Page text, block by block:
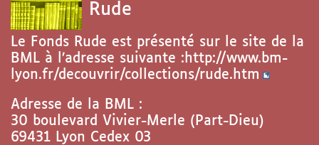
Rude
Le Fonds Rude est présenté sur le site de la
BML à l’adresse suivante : http://www.bm-
lyon.fr/decouvrir/collections/rude.htm
Adresse de la BML :
30 boulevard Vivier-Merle (Part-Dieu)
69431 Lyon Cedex 03